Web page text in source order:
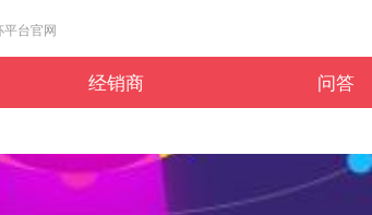
台官网
经销商 问答